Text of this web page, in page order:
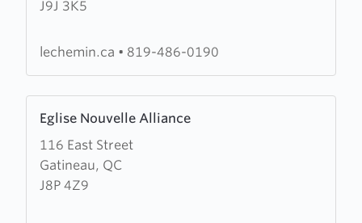
J9J 3K5
lechemin.ca • 819-486-0190
Eglise Nouvelle Alliance
116 East Street
Gatineau, QC
J8P 4Z9
more
about
Eglise
Nouvelle